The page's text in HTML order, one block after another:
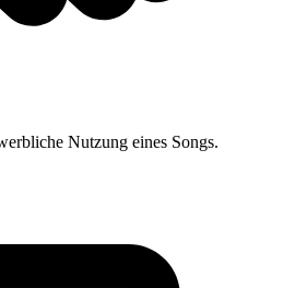
Nutzung eines Songs.